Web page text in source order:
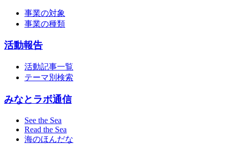
事業の対象
事業の種類
活動報告
活動記事一覧
テーマ別検索
みなとラボ通信
See the Sea
Read the Sea
海のほんだな